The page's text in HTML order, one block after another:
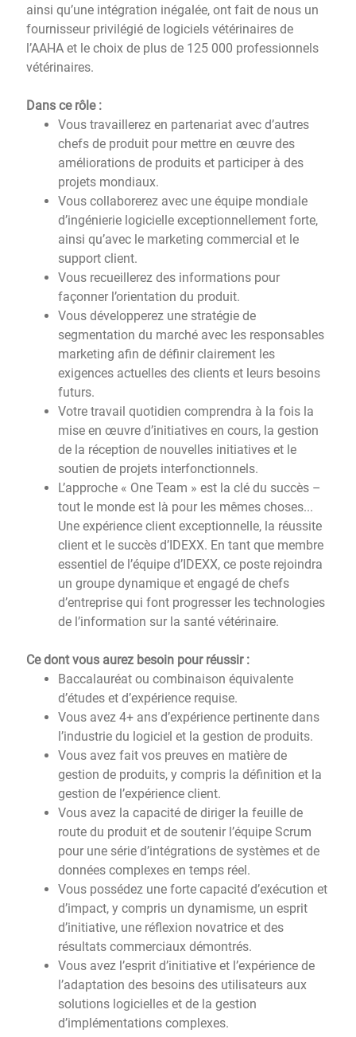
ainsi qu’une intégration inégalée, ont fait de nous un
fournisseur privilégié de logiciels vétérinaires de
l’AAHA et le choix de plus de 125 000 professionnels
vétérinaires.
Dans ce rôle :
Vous travaillerez en partenariat avec d’autres
chefs de produit pour mettre en œuvre des
améliorations de produits et participer à des
projets mondiaux.
Vous collaborerez avec une équipe mondiale
d’ingénierie logicielle exceptionnellement forte,
ainsi qu’avec le marketing commercial et le
support client.
Vous recueillerez des informations pour
façonner l’orientation du produit.
Vous développerez une stratégie de
segmentation du marché avec les responsables
marketing afin de définir clairement les
exigences actuelles des clients et leurs besoins
futurs.
Votre travail quotidien comprendra à la fois la
mise en œuvre d’initiatives en cours, la gestion
de la réception de nouvelles initiatives et le
soutien de projets interfonctionnels.
L’approche « One Team » est la clé du succès –
tout le monde est là pour les mêmes choses...
Une expérience client exceptionnelle, la réussite
client et le succès d’IDEXX. En tant que membre
essentiel de l’équipe d’IDEXX, ce poste rejoindra
un groupe dynamique et engagé de chefs
d’entreprise qui font progresser les technologies
de l’information sur la santé vétérinaire.
Ce dont vous aurez besoin pour réussir :
Baccalauréat ou combinaison équivalente
d’études et d’expérience requise.
Vous avez 4+ ans d’expérience pertinente dans
l’industrie du logiciel et la gestion de produits.
Vous avez fait vos preuves en matière de
gestion de produits, y compris la définition et la
gestion de l’expérience client.
Vous avez la capacité de diriger la feuille de
route du produit et de soutenir l’équipe Scrum
pour une série d’intégrations de systèmes et de
données complexes en temps réel.
Vous possédez une forte capacité d’exécution et
d’impact, y compris un dynamisme, un esprit
d’initiative, une réflexion novatrice et des
résultats commerciaux démontrés.
Vous avez l’esprit d’initiative et l’expérience de
l’adaptation des besoins des utilisateurs aux
solutions logicielles et de la gestion
d’implémentations complexes.